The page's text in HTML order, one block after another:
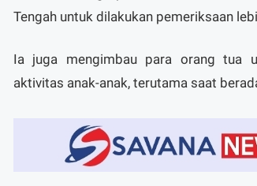
Tengah untuk dilakukan pemeriksaan
‎Ia juga mengimbau para orang tua
aktivitas anak-anak, terutama saat